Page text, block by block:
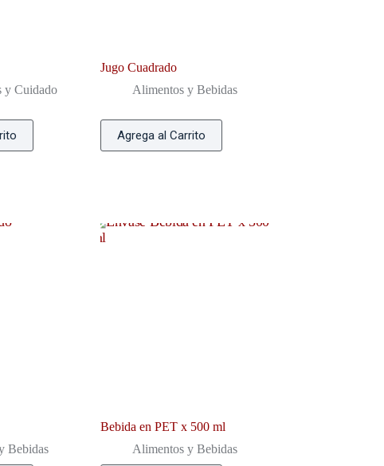
y Cuidado
Jugo Cuadrado
Alimentos y Bebidas
Agrega al Carrito
Bebidas
Bebida en PET x 500 ml
Alimentos y Bebidas